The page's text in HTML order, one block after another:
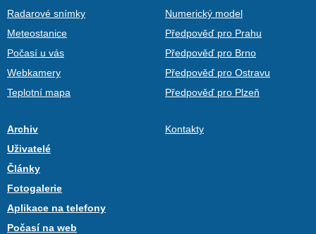
Radarové snímky
Meteostanice
Počasí u vás
Webkamery
Teplotní mapa
Numerický model
Předpověď pro Prahu
Předpověď pro Brno
Předpověď pro Ostravu
Předpověď pro Plzeň
Archiv
Uživatelé
Články
Fotogalerie
Aplikace na telefony
Počasí na web
Kontakty